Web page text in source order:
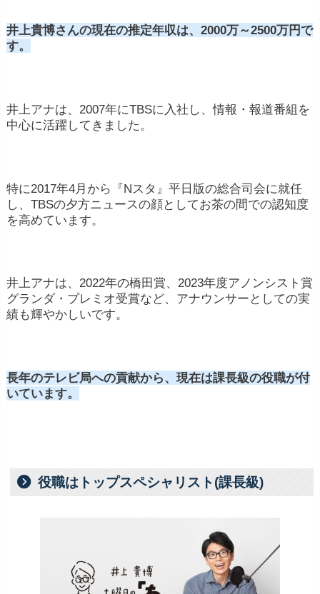
井上貴博さんの現在の推定年収は、2000万～2500万円で
す。
井上アナは、2007年にTBSに入社し、情報・報道番組を
中心に活躍してきました。
特に2017年4月から『Nスタ』平日版の総合司会に就任
し、TBSの夕方ニュースの顔としてお茶の間での認知度
を高めています。
井上アナは、2022年の橋田賞、2023年度アノンシスト賞
グランダ・プレミオ受賞など、アナウンサーとしての実
績も輝やかしいです。
長年のテレビ局への貢献から、現在は課長級の役職が付
いています。
役職はトップスペシャリスト(課長級)